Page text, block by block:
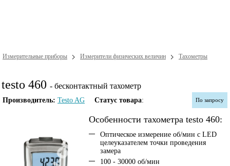
Измерительные приборы Измерители физических величин Тахометры
testo 460 - бесконтактный тахометр
Производитель: Testo AG Статус товара: По запросу
Особенности тахометра testo 460:
Оптическое измерение об/мин с LED
целеуказателем точки проведения
замера
100 - 30000 об/мин